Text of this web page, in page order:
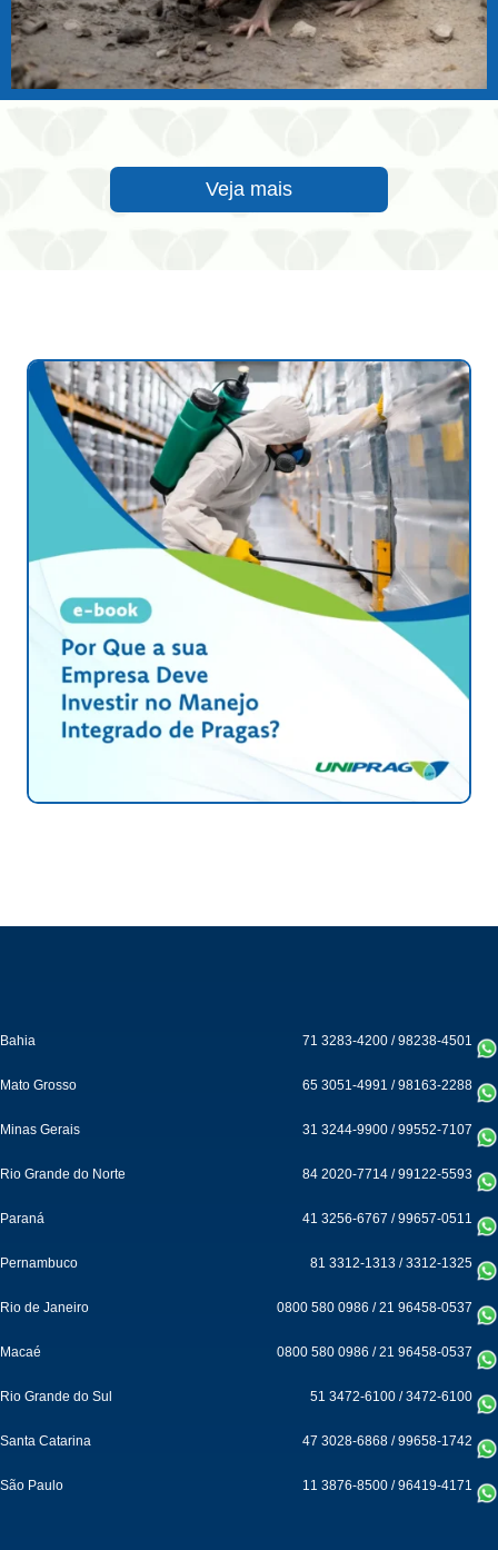
Veja mais
Bahia 71 3283-4200 /98238-4501
Mato Grosso 65 3051-4991 /98163-2288
Minas Gerais 31 3244-9900 /99552-7107
Rio Grande do Norte 84 2020-7714 /99122-5593
Paraná 41 3256-6767 /99657-0511
Pernambuco 81 3312-1313 /3312-1325
Rio de Janeiro 0800 580 0986 /21 96458-0537
Macaé 0800 580 0986 /21 96458-0537
Rio Grande do Sul 51 3472-6100 /3472-6100
Santa Catarina 47 3028-6868 /99658-1742
São Paulo 11 3876-8500 /96419-4171